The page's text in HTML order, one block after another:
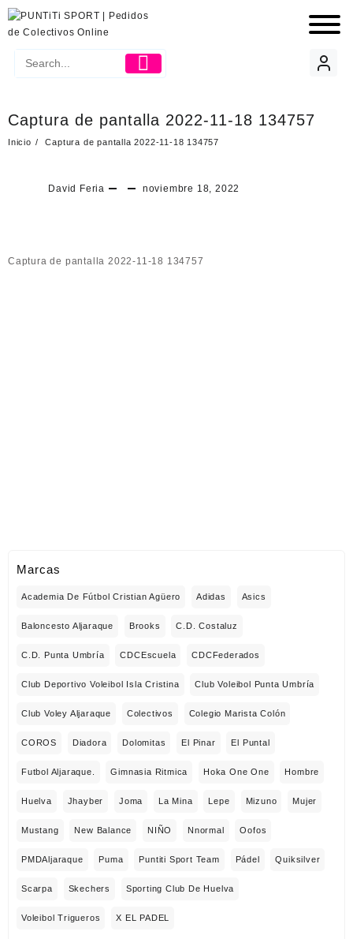
Captura de pantalla 2022-11-18 134757
Inicio Captura de pantalla 2022-11-18 134757
David Feria noviembre 18, 2022
Captura de pantalla 2022-11-18 134757
Marcas
Academia De Fútbol Cristian Agüero Adidas Asics
Baloncesto Aljaraque Brooks C.D. Costaluz
C.D. Punta Umbría CDCEscuela CDCFederados
Club Deportivo Voleibol Isla Cristina Club Voleibol Punta Umbría
Club Voley Aljaraque Colectivos Colegio Marista Colón
COROS Diadora Dolomitas El Pinar El Puntal
Futbol Aljaraque. Gimnasia Ritmica Hoka One One Hombre
Huelva Jhayber Joma La Mina Lepe Mizuno Mujer
Mustang New Balance NIÑO Nnormal Oofos
PMDAljaraque Puma Puntiti Sport Team Pádel Quiksilver
Scarpa Skechers Sporting Club De Huelva
Voleibol Trigueros X EL PADEL